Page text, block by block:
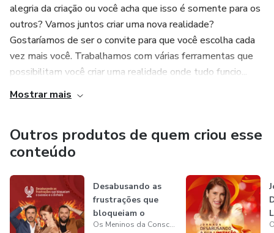
objetivos mais alcançáveis e sua jornada mais prazerosa.
alegria da criação ou você acha que isso é somente para os
outros? Vamos juntos criar uma nova realidade?
Gostaríamos de ser o convite para que você escolha cada
vez mais você. Trabalhamos com várias ferramentas que
possibilitam você criar uma realidade onde tudo funcio...
Mostrar mais
Outros produtos de quem criou esse
conteúdo
Desabusando as
frustrações que
bloqueiam o
sucesso e o dinhe...
Os Meninos da Consciência - Douglas Rodrigues e Rodrigo Dantas